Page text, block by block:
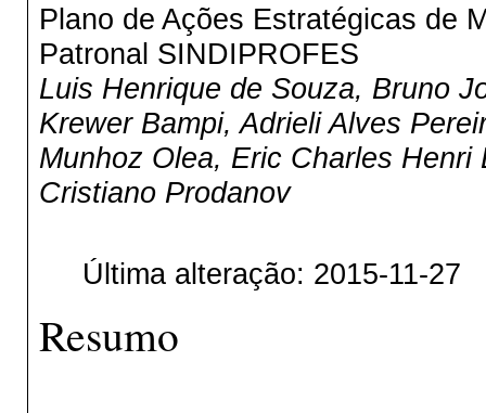
Plano de Ações Estratégicas de
Patronal SINDIPROFES
Luis Henrique de Souza, Bruno
Krewer Bampi, Adrieli Alves
Munhoz Olea, Eric Charles
Cristiano Prodanov
Última alteração: 2015-11-27
Resumo